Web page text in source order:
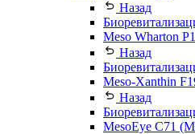
Назад
Meso Wharton
Назад
Meso-Xanthin
Назад
MesoEye С71